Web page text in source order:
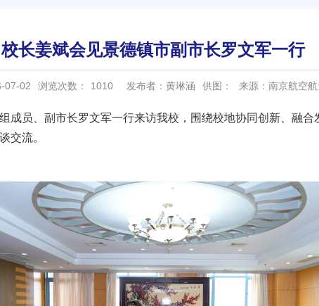
校长姜斌会见景德镇市副市长罗文军一行
07-02 浏览次数： 1010 发布者：黄琳涵 供图： 来源：南京航空
成员、副市长罗文军一行来访我校，围绕校地协同创新、融
交流。